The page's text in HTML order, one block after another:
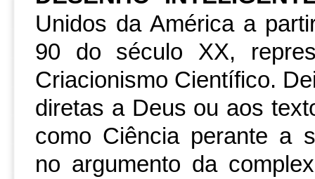
Unidos da América a
90 do século XX,
Criacionismo Científico.
diretas a Deus ou aos
como Ciência perante a
no argumento da